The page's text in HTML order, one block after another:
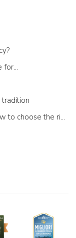
for...
tradition
Parmigiano Reggiano: how to choose the right one